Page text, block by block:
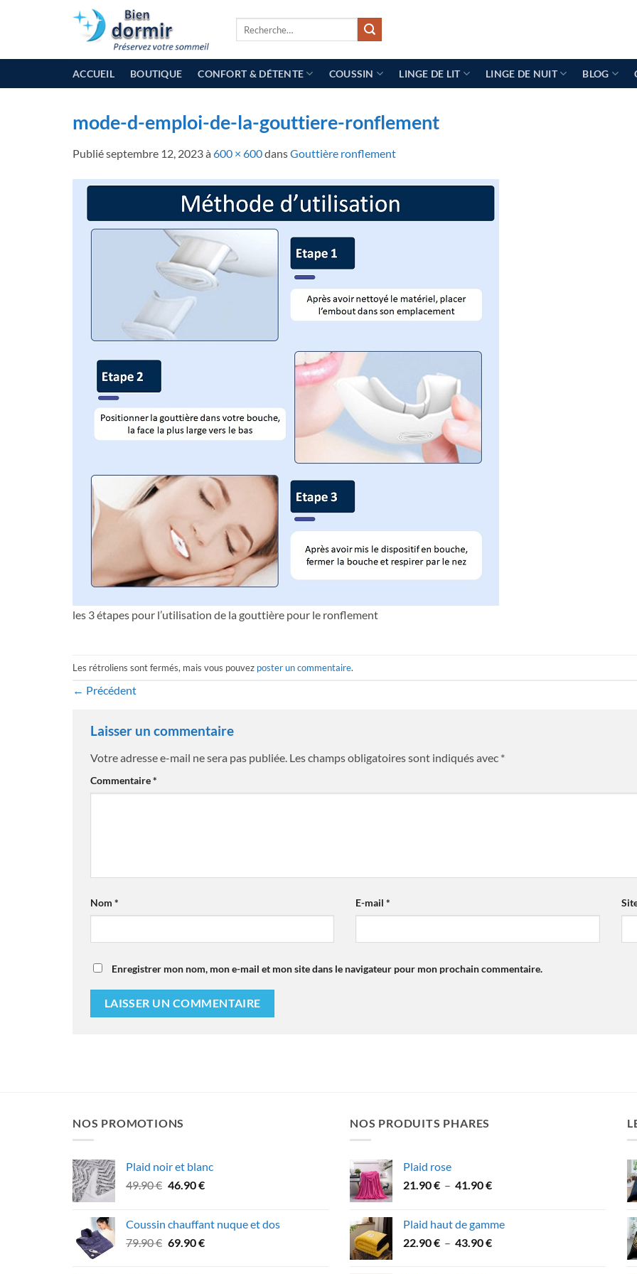
ACCUEIL BOUTIQUE CONFORT & DÉTENTE COUSSIN LINGE DE LIT LINGE DE NUIT BLOG
mode-d-emploi-de-la-gouttiere-ronflement
Publiéseptembre 12, 2023à 600 × 600dansGouttière ronflement
les 3 étapes pour l’utilisation de la gouttière pour le ronflement
Les rétroliens sont fermés, mais vous pouvez poster un commentaire.
← Précédent
Laisser un commentaire
Votre adresse e-mail ne sera pas publiée. Les champs obligatoires sont indiqués avec *
Commentaire*
Nom * E-mail*
Enregistrer mon nom, mon e-mail et mon site dans le navigateur pour mon prochain commentaire.
NOS PROMOTIONS
Plaid noir et blanc
49.90€ Le
était :
49.90 €.
46.90€Le
est :
46.90 €.
Coussin chauffant nuque et dos
79.90€ Le
69.90€Le
NOS PRODUITS PHARES
Plaid rose
21.90€ – 41.90€Plage
21.90 €
à
Plaid haut de gamme
22.90€ – 43.90€Plage